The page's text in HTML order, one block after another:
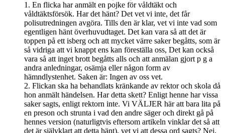
1. En flicka har anmält en pojke för våldtäkt och
våldtäktsförsök. Har det hänt? Det vet vi inte, det får
polisutredningen avgöra. Tills den är klar, vet vi inte vad som
egentligen hänt överhuvudtaget. Det kan vara så att det är
toppen på ett isberg och att mycket värre saker begåtts, som är
så vidriga att vi knappt ens kan föreställa oss, Det kan också
vara så att inget brott begåtts alls och att anmälan gjort p g a
andra anledningar, osämja eller någon form av
hämndlystenhet. Saken är: Ingen av oss vet.
2. Flickan ska ha behandlats kränkande av rektor och skola då
hon anmält händelsen. Har detta skett? Enligt henne har vissa
saker sagts, enligt rektorn inte. Vi VÄLJER här att bara lita på
en preson och strunta i vad den andre säger och direkt gå på
hennes version (naturligtvis eftersom artikeln vinklar det så att
det är självklart att detta hänt), vet vi att dessa ord sagts? Nej.